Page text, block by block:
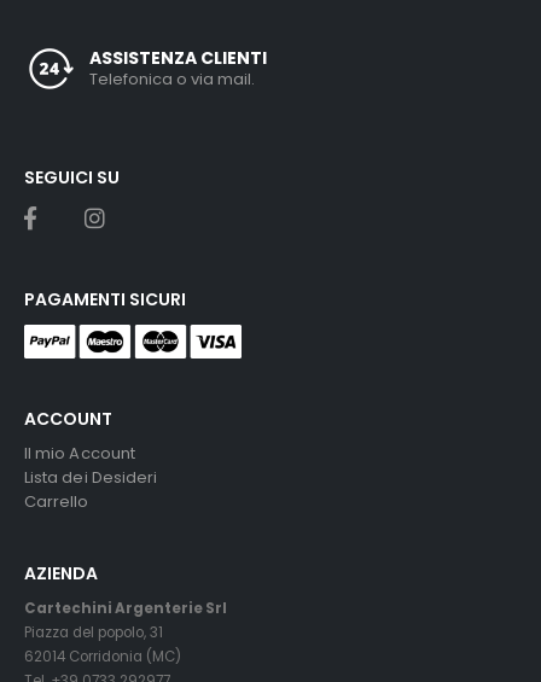
ASSISTENZA CLIENTI
Telefonica o via mail.
ACCOUNT
Il mio Account
Lista dei Desideri
Carrello
AZIENDA
Cartechini Argenterie Srl
Piazza del popolo, 31
62014 Corridonia (MC)
SEGUICI SU
PAGAMENTI SICURI